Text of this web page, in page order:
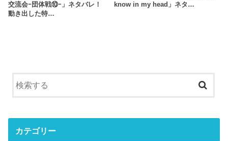
交流会ｰ団体戦⑩ｰ」ネタバレ！
動き出した特…
know in my head」ネタ…
カテゴリー